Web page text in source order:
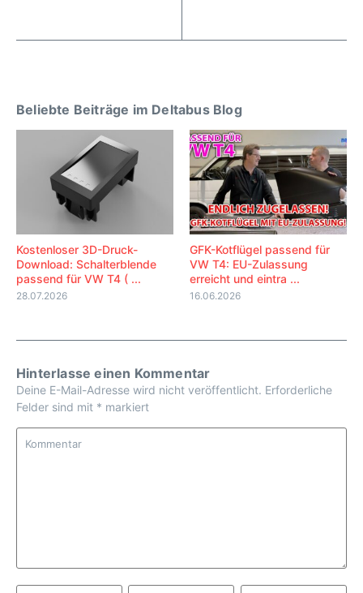
Beliebte Beiträge im Deltabus Blog
Kostenloser 3D-Druck-
Download: Schalterblende
passend für VW T4 ( ...
28.07.2026
GFK-Kotflügel passend für
VW T4: EU-Zulassung
erreicht und eintra ...
16.06.2026
Hinterlasse einen Kommentar
Deine E-Mail-Adresse wird nicht veröffentlicht. Erforderliche
Felder sind mit * markiert